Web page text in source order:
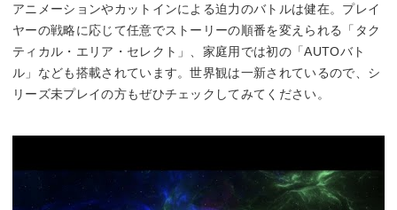
アニメーションやカットインによる迫力のバトルは健在。プレイ
ヤーの戦略に応じて任意でストーリーの順番を変えられる「タク
ティカル・エリア・セレクト」、家庭用では初の「AUTOバト
ル」なども搭載されています。世界観は一新されているので、シ
リーズ未プレイの方もぜひチェックしてみてください。